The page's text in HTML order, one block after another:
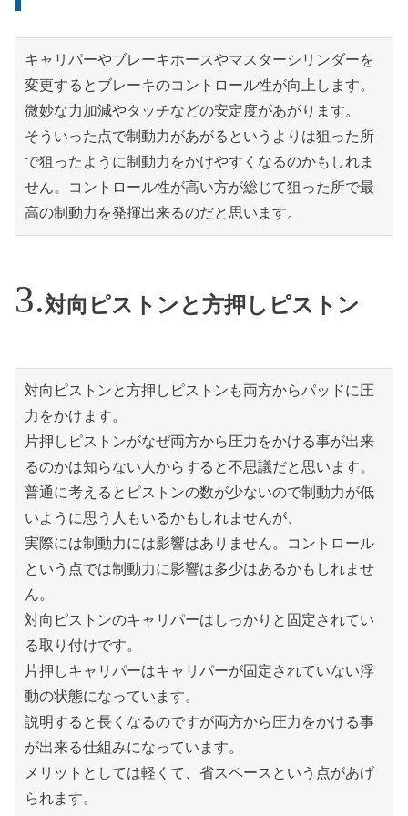
キャリパーやブレーキホースやマスターシリンダーを
変更するとブレーキのコントロール性が向上します。
微妙な力加減やタッチなどの安定度があがります。
そういった点で制動力があがるというよりは狙った所
で狙ったように制動力をかけやすくなるのかもしれま
せん。コントロール性が高い方が総じて狙った所で最
高の制動力を発揮出来るのだと思います。
対向ピストンと方押しピストン
対向ピストンと方押しピストンも両方からパッドに圧
力をかけます。
片押しピストンがなぜ両方から圧力をかける事が出来
るのかは知らない人からすると不思議だと思います。
普通に考えるとピストンの数が少ないので制動力が低
いように思う人もいるかもしれませんが、
実際には制動力には影響はありません。コントロール
という点では制動力に影響は多少はあるかもしれませ
ん。
対向ピストンのキャリパーはしっかりと固定されてい
る取り付けです。
片押しキャリパーはキャリパーが固定されていない浮
動の状態になっています。
説明すると長くなるのですが両方から圧力をかける事
が出来る仕組みになっています。
メリットとしては軽くて、省スペースという点があげ
られます。